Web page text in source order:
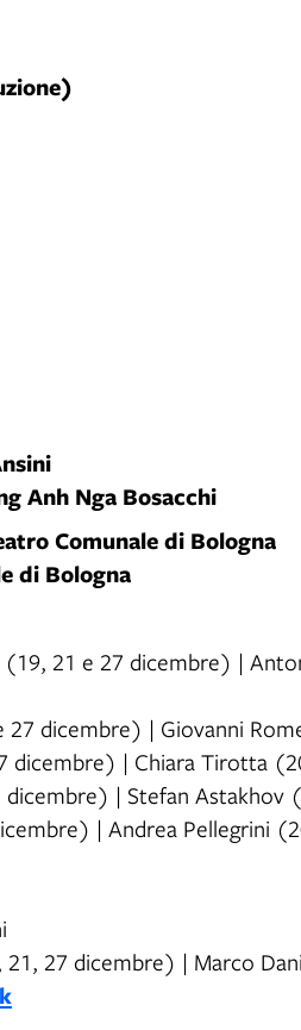
Anh Nga Bosacchi
Comunale di Bologna
di Bologna
(19, 21 e 27 dicembre) |
dicembre) | Giovanni
dicembre) | Chiara Tirotta
| Stefan Astakhov
| Andrea Pellegrini
27 dicembre) | Marco